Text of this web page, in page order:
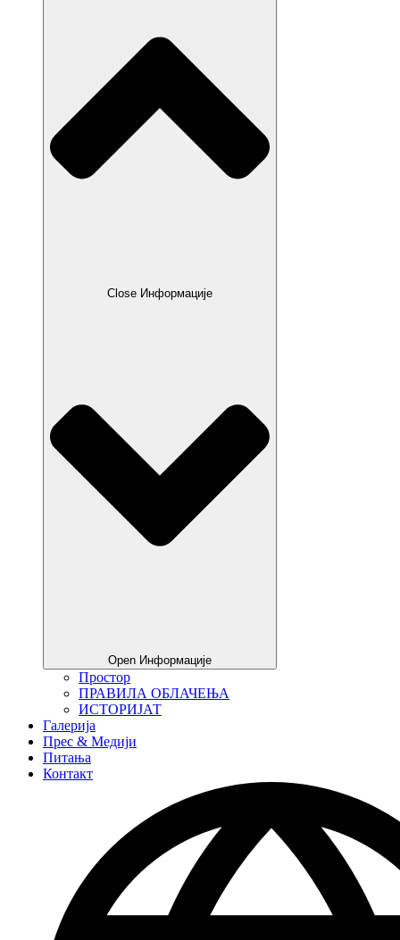
Close Информације
Open Информације
Простор
ПРАВИЛА ОБЛАЧЕЊА
ИСТОРИЈАТ
Галерија
Прес & Медији
Питања
Контакт